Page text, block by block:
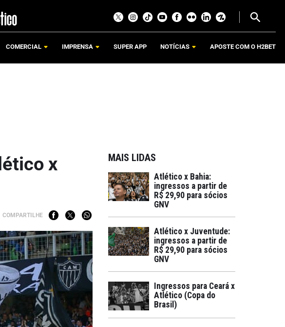
COMERCIAL IMPRENSA SUPER APP NOTÍCIAS APOSTE COM O H2BET
x
COMPARTILHE
MAIS LIDAS
Atlético x Bahia:
ingressos a partir de
R$ 29,90 para sócios
GNV
Atlético x Juventude:
ingressos a partir de
R$ 29,90 para sócios
GNV
Ingressos para Ceará x
Atlético (Copa do
Brasil)